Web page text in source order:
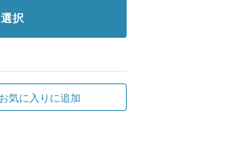
択
お気に入りに追加